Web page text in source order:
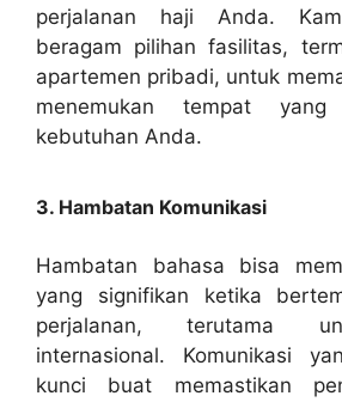
perjalanan haji Anda.
beragam pilihan fasilitas,
apartemen pribadi, untuk
menemukan tempat
kebutuhan Anda.
3. Hambatan Komunikasi
Hambatan bahasa bisa
yang signifikan ketika
perjalanan, terutama
internasional. Komunikasi
kunci buat memastikan